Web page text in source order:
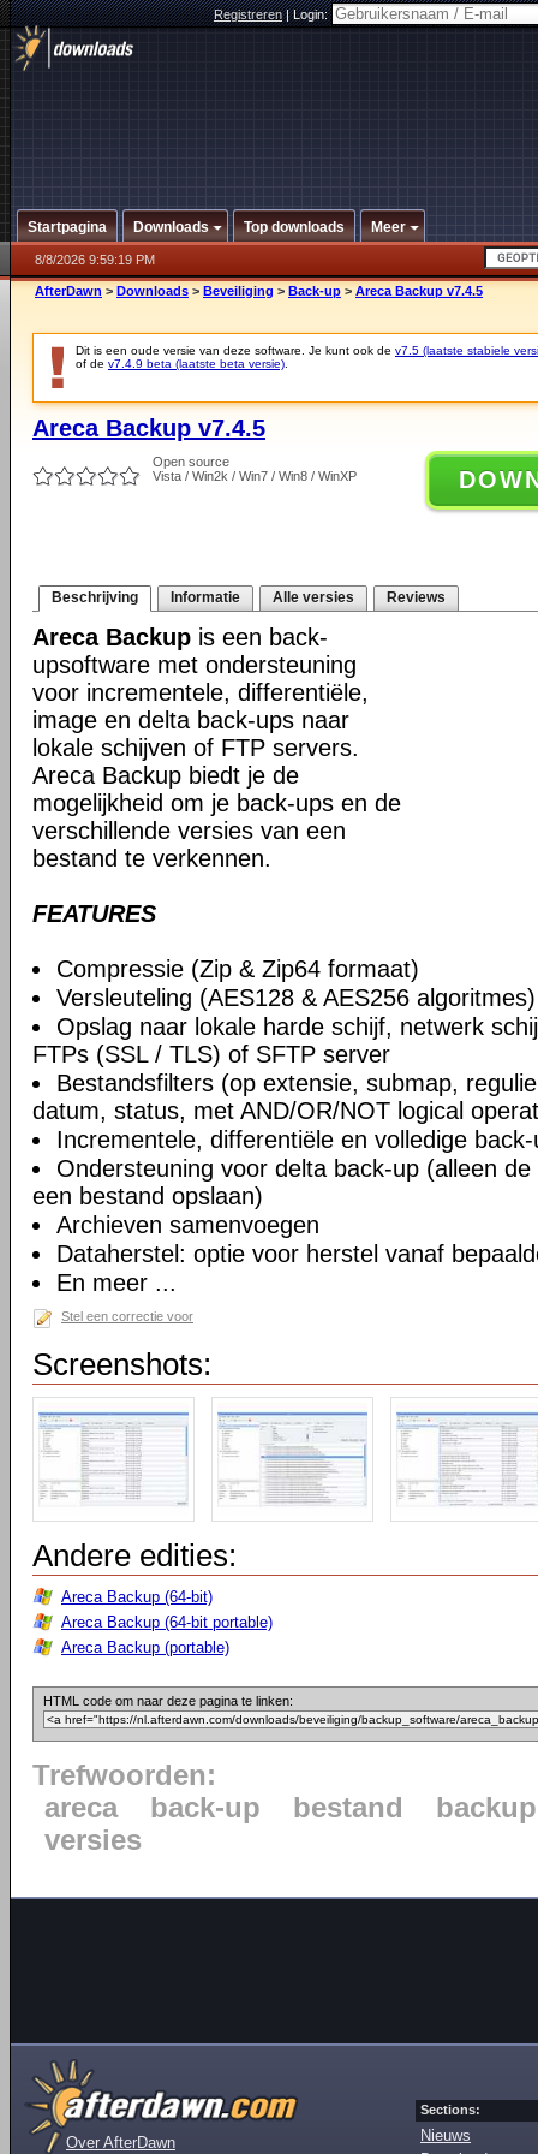
Registreren|Login:
Startpagina Downloads Top downloads Meer
8/8/2026 9:59:19 PM
AfterDawn > Downloads > Beveiliging > Back-up > Areca Backup v7.4.5
Dit is een oude versie van deze software. Je kunt ook de v7.5 (laatste stabiele
of de v7.4.9 beta (laatste beta versie)
Areca Backup v7.4.5
Open source
Vista / Win2k / Win7 / Win8 / WinXP
Beschrijving Informatie Alle versies Reviews
Areca Backup is een back-
upsoftware met ondersteuning
voor incrementele, differentiële,
image en delta back-ups naar
lokale schijven of FTP servers.
Areca Backup biedt je de
mogelijkheid om je back-ups en de
verschillende versies van een
bestand te verkennen.
FEATURES
Compressie (Zip & Zip64 formaat)
Versleuteling (AES128 & AES256 algoritmes)
Opslag naar lokale harde schijf, netwerk
FTPs (SSL / TLS) of SFTP server
Bestandsfilters (op extensie, submap,
datum, status, met AND/OR/NOT logical
Incrementele, differentiële en volledige back-
Ondersteuning voor delta back-up (alleen
een bestand opslaan)
Archieven samenvoegen
Dataherstel: optie voor herstel vanaf
En meer ...
Stel een correctie voor
Screenshots:
Andere edities:
Areca Backup (64-bit)
Areca Backup (64-bit portable)
Areca Backup (portable)
HTML code om naar deze pagina te linken:
Trefwoorden:
areca
back-up bestand
backup
versies
Over AfterDawn
Sections:
Nieuws